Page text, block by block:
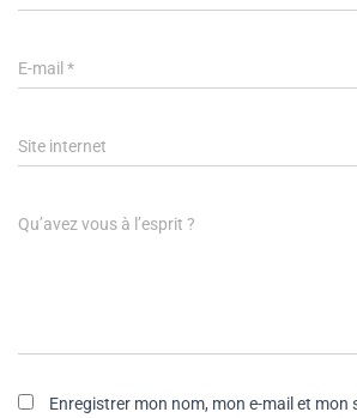
E-mail *
Site internet
Qu’avez vous à l’esprit ?
Enregistrer mon nom, mon e-mail et mon